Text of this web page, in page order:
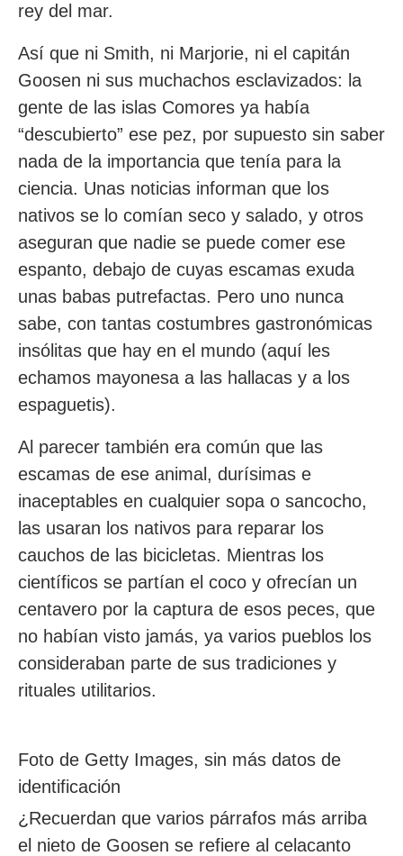
rey del mar.
Así que ni Smith, ni Marjorie, ni el capitán
Goosen ni sus muchachos esclavizados: la
gente de las islas Comores ya había
“descubierto” ese pez, por supuesto sin saber
nada de la importancia que tenía para la
ciencia. Unas noticias informan que los
nativos se lo comían seco y salado, y otros
aseguran que nadie se puede comer ese
espanto, debajo de cuyas escamas exuda
unas babas putrefactas. Pero uno nunca
sabe, con tantas costumbres gastronómicas
insólitas que hay en el mundo (aquí les
echamos mayonesa a las hallacas y a los
espaguetis).
Al parecer también era común que las
escamas de ese animal, durísimas e
inaceptables en cualquier sopa o sancocho,
las usaran los nativos para reparar los
cauchos de las bicicletas. Mientras los
científicos se partían el coco y ofrecían un
centavero por la captura de esos peces, que
no habían visto jamás, ya varios pueblos los
consideraban parte de sus tradiciones y
rituales utilitarios.
Foto de Getty Images, sin más datos de
identificación
¿Recuerdan que varios párrafos más arriba
el nieto de Goosen se refiere al celacanto